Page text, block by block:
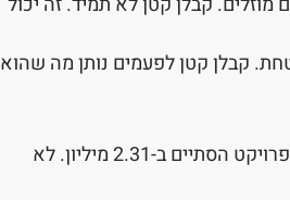
קבלן קטן לפעמים נותן מה שהוא
בנס ציונה ראינו פרויקט שבו קבלן קטן הציע 1.85 מיליון לבית של 220 מ"ר. הפרויקט הסתיים ב-2.31 מיליון. לא